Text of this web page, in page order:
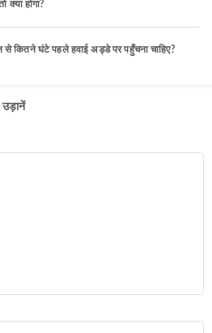
क्या होगा?
से कितने घंटे पहले हवाई अड्डे पर पहुँचना चाहिए?